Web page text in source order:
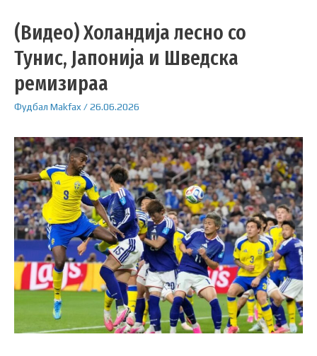
(Видео) Холандија лесно со
Тунис, Јапонија и Шведска
ремизираа
Фудбал Makfax /26.06.2026